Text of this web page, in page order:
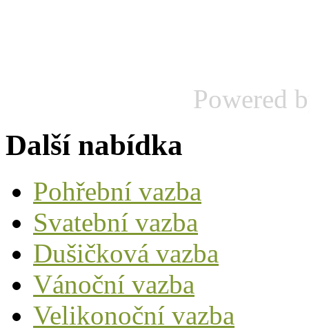
Powered
Další nabídka
Pohřební vazba
Svatební vazba
Dušičková vazba
Vánoční vazba
Velikonoční vazba